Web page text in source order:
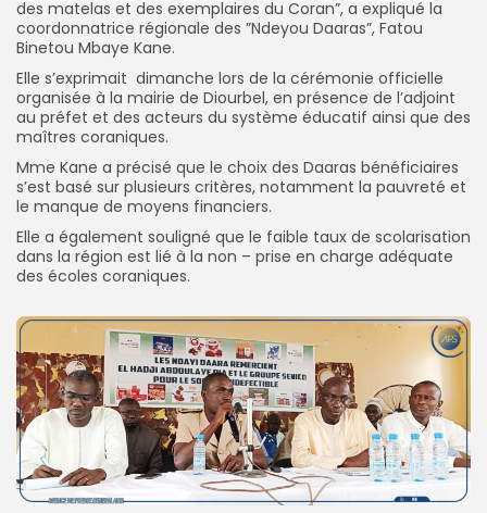
des matelas et des exemplaires du Coran”, a expliqué la
coordonnatrice régionale des ”Ndeyou Daaras”, Fatou
Binetou Mbaye Kane.
‎Elle s’exprimait dimanche lors de la cérémonie officielle
organisée à la mairie de Diourbel, en présence de l’adjoint
au préfet et des acteurs du système éducatif ainsi que des
maîtres coraniques.
‎Mme Kane a précisé que le choix des Daaras bénéficiaires
s’est basé sur plusieurs critères, notamment la pauvreté et
le manque de moyens financiers.
‎‎Elle a également souligné que le faible taux de scolarisation
dans la région est lié à la non – prise en charge adéquate
des écoles coraniques.